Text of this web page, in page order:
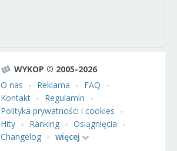
WYKOP © 2005-2026
O nas
Reklama
FAQ
Kontakt
Regulamin
Polityka prywatności i cookies
Hity
Ranking
Osiągnięcia
Changelog
więcej